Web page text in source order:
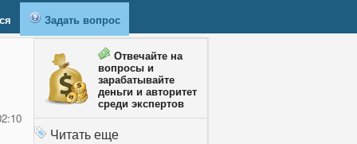
Задать вопрос
Отвечайте на
вопросы и
зарабатывайте
деньги и авторитет
среди экспертов
Читать еще